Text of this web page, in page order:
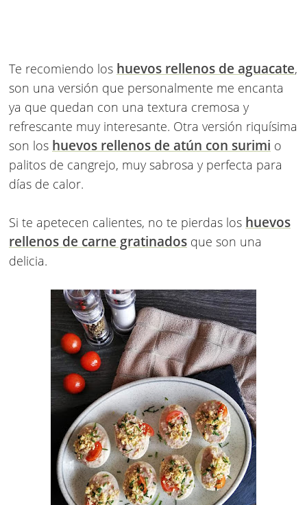
Te recomiendo los huevos rellenos de aguacate,
son una versión que personalmente me encanta
ya que quedan con una textura cremosa y
refrescante muy interesante. Otra versión riquísima
son los huevos rellenos de atún con surimi o
palitos de cangrejo, muy sabrosa y perfecta para
días de calor.
Si te apetecen calientes, no te pierdas los huevos
rellenos de carne gratinados que son una
delicia.